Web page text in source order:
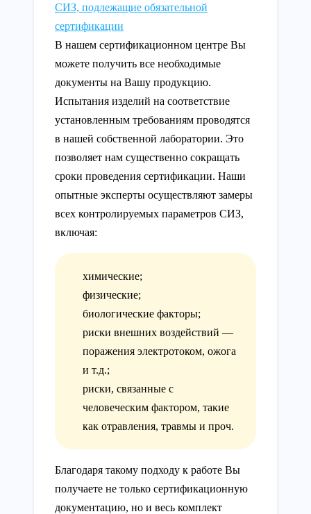
СИЗ, подлежащие обязательной
сертификации
В нашем сертификационном центре Вы
можете получить все необходимые
документы на Вашу продукцию.
Испытания изделий на соответствие
установленным требованиям проводятся
в нашей собственной лаборатории. Это
позволяет нам существенно сокращать
сроки проведения сертификации. Наши
опытные эксперты осуществляют замеры
всех контролируемых параметров СИЗ,
включая:
химические;
физические;
биологические факторы;
риски внешних воздействий —
поражения электротоком, ожога
и т.д.;
риски, связанные с
человеческим фактором, такие
как отравления, травмы и проч.
Благодаря такому подходу к работе Вы
получаете не только сертификационную
документацию, но и весь комплект